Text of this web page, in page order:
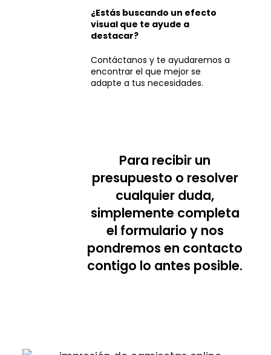
¿Estás buscando un efecto
visual que te ayude a
destacar?
Contáctanos y te ayudaremos a
encontrar el que mejor se
adapte a tus necesidades.
Para recibir un
presupuesto o resolver
cualquier duda,
simplemente completa
el formulario y nos
pondremos en contacto
contigo lo antes posible.